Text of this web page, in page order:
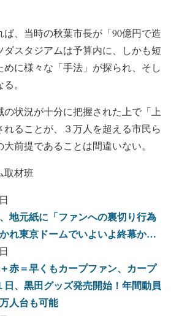
ば、当時の秋葉市長が「90億円で造
ダスタジアムは予算内に、しかも短
に様々な「手法」が探られ、そし
。
状況が十分に把握された上で「上
ることが、３万人を超える市民ら
前提であることは間違いない。
取材班
地元紙に「ファンへの裏切り行為
れ東京ドームでいよいよ終幕か…
赤＝早くもカープファン、カープ
日、黒田グッズ発売開始！年間動員
人台も可能